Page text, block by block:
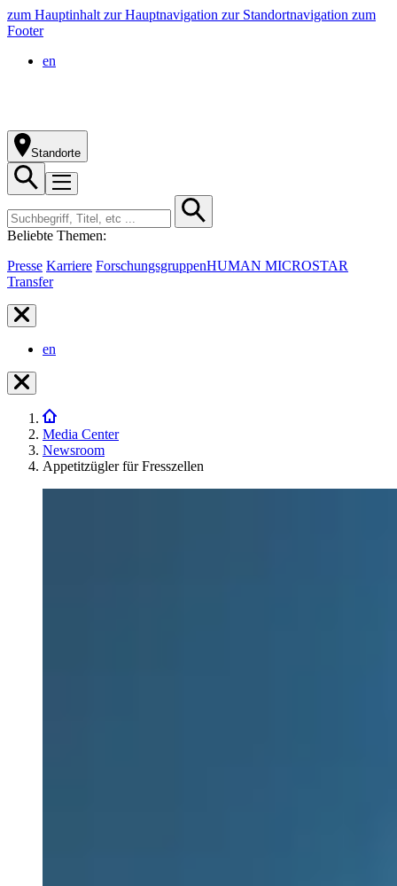
zum Hauptinhalt zur Hauptnavigation zur Standortnavigation zum
Footer
en
Standorte
Beliebte Themen:
Presse Karriere ForschungsgruppenHUMAN MICROSTAR
Transfer
en
Media Center
Newsroom
Appetitzügler für Fresszellen